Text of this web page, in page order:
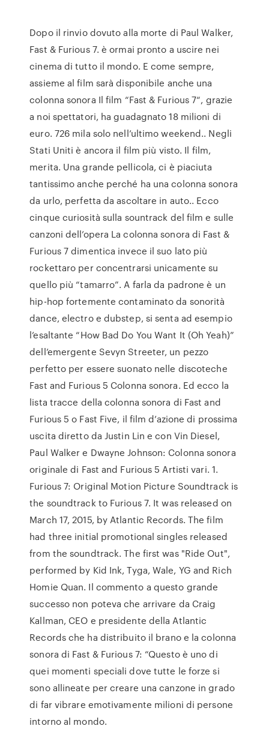
Dopo il rinvio dovuto alla morte di Paul Walker,
Fast & Furious 7. è ormai pronto a uscire nei
cinema di tutto il mondo. E come sempre,
assieme al film sarà disponibile anche una
colonna sonora Il film “Fast & Furious 7“, grazie
a noi spettatori, ha guadagnato 18 milioni di
euro. 726 mila solo nell’ultimo weekend.. Negli
Stati Uniti è ancora il film più visto. Il film,
merita. Una grande pellicola, ci è piaciuta
tantissimo anche perché ha una colonna sonora
da urlo, perfetta da ascoltare in auto.. Ecco
cinque curiosità sulla sountrack del film e sulle
canzoni dell’opera La colonna sonora di Fast &
Furious 7 dimentica invece il suo lato più
rockettaro per concentrarsi unicamente su
quello più “tamarro”. A farla da padrone è un
hip-hop fortemente contaminato da sonorità
dance, electro e dubstep, si senta ad esempio
l’esaltante “How Bad Do You Want It (Oh Yeah)”
dell’emergente Sevyn Streeter, un pezzo
perfetto per essere suonato nelle discoteche
Fast and Furious 5 Colonna sonora. Ed ecco la
lista tracce della colonna sonora di Fast and
Furious 5 o Fast Five, il film d’azione di prossima
uscita diretto da Justin Lin e con Vin Diesel,
Paul Walker e Dwayne Johnson: Colonna sonora
originale di Fast and Furious 5 Artisti vari. 1.
Furious 7: Original Motion Picture Soundtrack is
the soundtrack to Furious 7. It was released on
March 17, 2015, by Atlantic Records. The film
had three initial promotional singles released
from the soundtrack. The first was "Ride Out",
performed by Kid Ink, Tyga, Wale, YG and Rich
Homie Quan. Il commento a questo grande
successo non poteva che arrivare da Craig
Kallman, CEO e presidente della Atlantic
Records che ha distribuito il brano e la colonna
sonora di Fast & Furious 7: “Questo è uno di
quei momenti speciali dove tutte le forze si
sono allineate per creare una canzone in grado
di far vibrare emotivamente milioni di persone
intorno al mondo.